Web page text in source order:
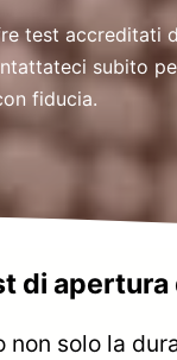
test accreditati
subito
fiducia.
di apertura
solo la